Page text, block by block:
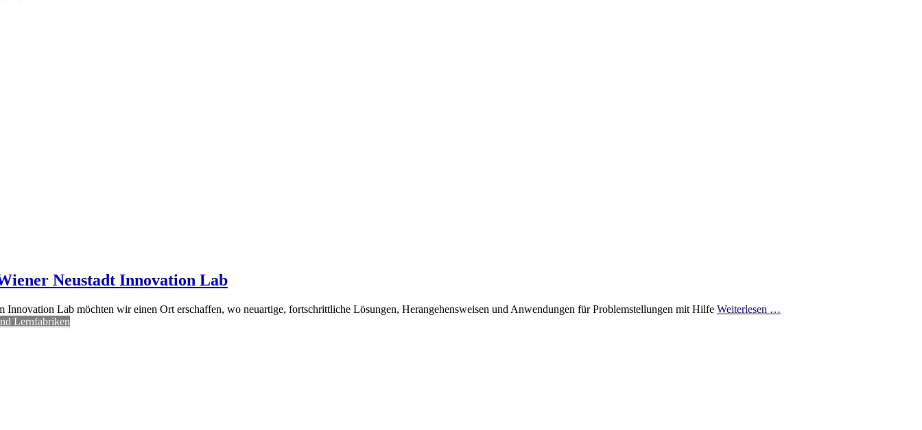
Neustadt Innovation Lab
Innovation Lab möchten wir einen Ort erschaffen, wo neuartige, fortschrittliche Lösungen, Herangehensweisen und Anwendungen für Problemstellungen mit Hilfe Weiterlesen …
Lernfabriken